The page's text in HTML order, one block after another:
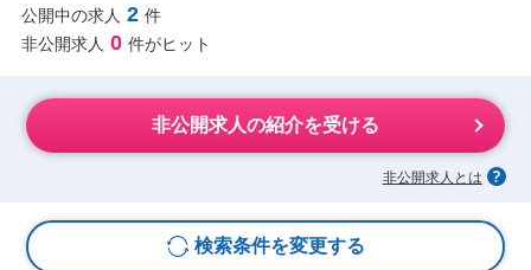
公開中の求人 2 件
非公開求人 0 件がヒット
非公開求人の紹介を受ける
非公開求人とは
検索条件を変更する